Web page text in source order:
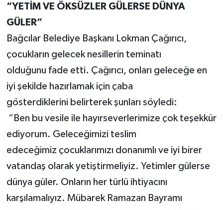
“YETİM VE ÖKSÜZLER GÜLERSE DÜNYA
GÜLER”
Bağcılar Belediye Başkanı Lokman Çağırıcı,
çocukların gelecek nesillerin teminatı
olduğunu fade etti. Çağırıcı, onları geleceğe en
iyi şekilde hazırlamak için çaba
gösterdiklerini belirterek şunları söyledi:
“Ben bu vesile ile hayırseverlerimize çok teşekkür
ediyorum. Geleceğimizi teslim
edeceğimiz çocuklarımızı donanımlı ve iyi birer
vatandaş olarak yetiştirmeliyiz. Yetimler gülerse
dünya güler. Onların her türlü ihtiyacını
karşılamalıyız. Mübarek Ramazan Bayramı